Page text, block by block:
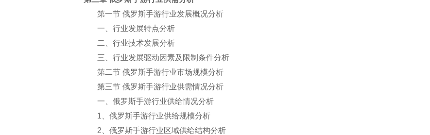
第一节 俄罗斯手游行业发展概况分析
一、行业发展特点分析
二、行业技术发展分析
三、行业发展驱动因素及限制条件分析
第二节 俄罗斯手游行业市场规模分析
第三节 俄罗斯手游行业供需情况分析
一、俄罗斯手游行业供给情况分析
1 、俄罗斯手游行业供给规模分析
2 、俄罗斯手游行业区域供给结构分析